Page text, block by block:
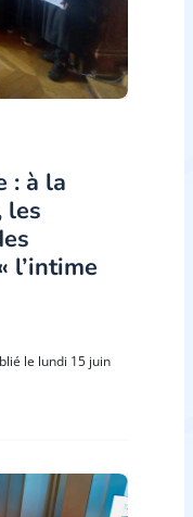
: à la
les
l’intime
le lundi 15 juin